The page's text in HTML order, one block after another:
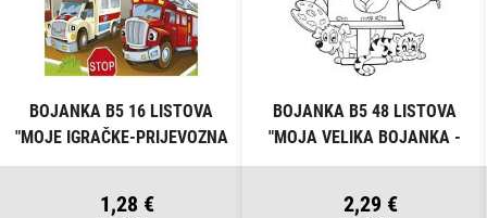
BOJANKA B5 16 LISTOVA
"MOJE IGRAČKE-PRIJEVOZNA
SREDSTVA" CONNECT
1,28 €
BOJANKA B5 48 LISTOVA
"MOJA VELIKA BOJANKA -
ŠARENI SVIJET" CONNECT
2,29 €